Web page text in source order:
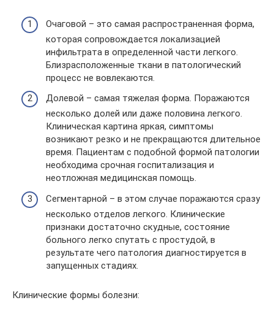
Очаговой – это самая распространенная форма,
которая сопровождается локализацией
инфильтрата в определенной части легкого.
Близрасположенные ткани в патологический
процесс не вовлекаются.
Долевой – самая тяжелая форма. Поражаются
несколько долей или даже половина легкого.
Клиническая картина яркая, симптомы
возникают резко и не прекращаются длительное
время. Пациентам с подобной формой патологии
необходима срочная госпитализация и
неотложная медицинская помощь.
Сегментарной – в этом случае поражаются сразу
несколько отделов легкого. Клинические
признаки достаточно скудные, состояние
больного легко спутать с простудой, в
результате чего патология диагностируется в
запущенных стадиях.
Клинические формы болезни: